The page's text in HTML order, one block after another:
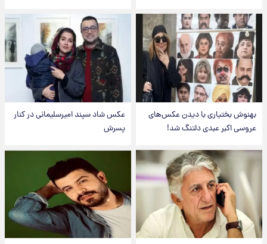
بهنوش بختیاری با دیدن عکس‌های
عروسی اکبر عبدی دلتنگ شد!
عکس شاد سپند امیرسلیمانی در کنار
پسرش